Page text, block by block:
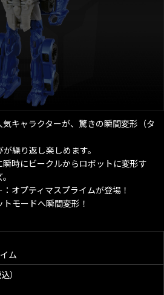
キャラクターが、驚きの瞬間変形（タ
繰り返し楽しめます。
時にビークルからロボットに変形す
オプティマスプライムが登場！
モードへ瞬間変形！
ム
）